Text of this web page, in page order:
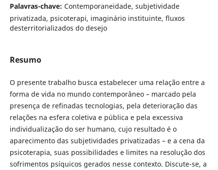
Palavras-chave: Contemporaneidade, subjetividade
privatizada, psicoterapi, imaginário instituinte, fluxos
desterritorializados do desejo
Resumo
O presente trabalho busca estabelecer uma relação entre a
forma de vida no mundo contemporâneo – marcado pela
presença de refinadas tecnologias, pela deterioração das
relações na esfera coletiva e pública e pela excessiva
individualização do ser humano, cujo resultado é o
aparecimento das subjetividades privatizadas – e a cena da
psicoterapia, suas possibilidades e limites na resolução dos
sofrimentos psíquicos gerados nesse contexto. Discute-se, a